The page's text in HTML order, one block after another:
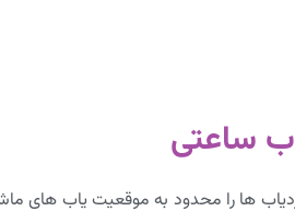
ساعتی
ها را محدود به موقعیت یاب های